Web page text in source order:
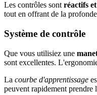
Les contrôles sontréactifs
tout en offrant de la
Système de contrôle
Que vous utilisiez une
sont excellentes.
La courbe d'apprentissage
peuvent rapidement prendre